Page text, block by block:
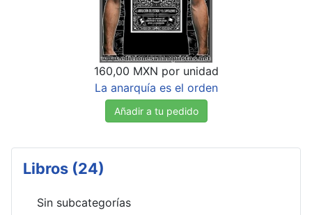
160,00 MXN por unidad
La anarquía es el orden
Añadir a tu pedido
Libros (24)
Sin subcategorías